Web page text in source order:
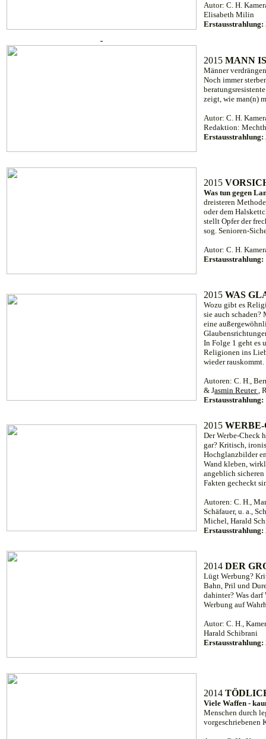
Autor: C. H.
Elisabeth Milin
Erstausstrahlung:
2015 MANN
Männer
Noch immer
zeigt, wie man(n)
Autor: C. H.
Redaktion:
Erstausstrahlung:
2015
Was tun gegen
dreisteren
oder dem
stellt Opfer der
sog. Senioren-
Autor: C. H.
Erstausstrahlung:
2015 WAS
Wozu gibt es
sie auch
eine
In Folge 1 geht es
Religionen ins
wieder rauskommt.
Autoren: C. H.,
& Jasmin Reuter,
Erstausstrahlung:
2015
Der Werbe-Check
gar? Kritisch,
Hochglanzbilder
Wand kleben,
angeblich
Fakten gecheckt
Autoren: C. H.,
Schäfauer, u. a.,
Michel, Harald
Erstausstrahlung:
2014 DER
Lügt Werbung?
Bahn, Pril und
dahinter? Was
Werbung auf
Autor: C. H.,
Harald Schibrani
Erstausstrahlung:
2014
Viele Waffen -
Menschen durch
vorgeschriebenen